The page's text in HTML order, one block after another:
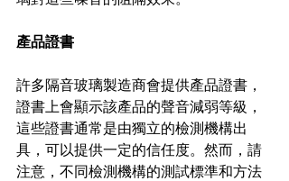
產品證書
許多隔音玻璃製造商會提供產品證書，
證書上會顯示該產品的聲音減弱等級，
這些證書通常是由獨立的檢測機構出
具，可以提供一定的信任度。然而，請
注意，不同檢測機構的測試標準和方法